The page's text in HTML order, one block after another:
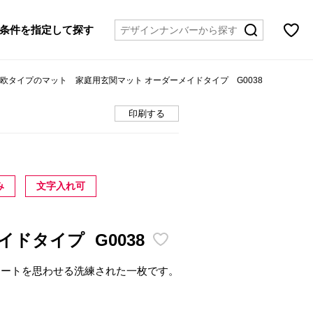
条件を指定して探す
欧タイプのマット 家庭用玄関マット オーダーメイドタイプ G0038
印刷する
文字入れ可
ドタイプ G0038
トを思わせる洗練された一枚です。